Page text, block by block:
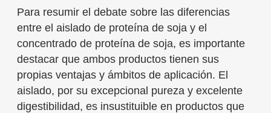
Para resumir el debate sobre las diferencias
entre el aislado de proteína de soja y el
concentrado de proteína de soja, es importante
destacar que ambos productos tienen sus
propias ventajas y ámbitos de aplicación. El
aislado, por su excepcional pureza y excelente
digestibilidad, es insustituible en productos que